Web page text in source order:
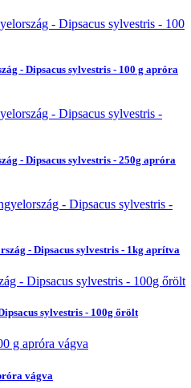
- Dipsacus sylvestris - 100 g apróra
- Dipsacus sylvestris - 250g apróra
- Dipsacus sylvestris - 1kg aprítva
sylvestris - 100g őrölt
vágva